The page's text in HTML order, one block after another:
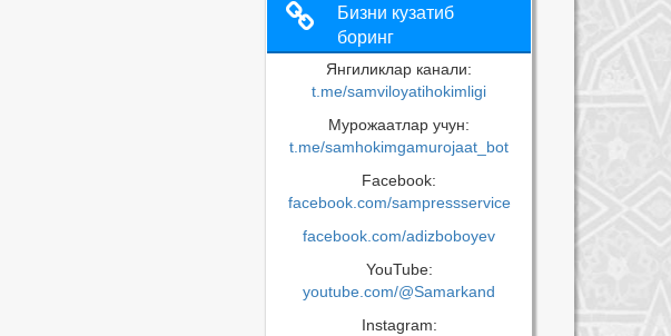
Бизни кузатиб
боринг
Янгиликлар канали:
t.me/samviloyatihokimligi
Мурожаатлар учун:
t.me/samhokimgamurojaat_bot
Facebook:
facebook.com/sampressservice
facebook.com/adizboboyev
YouTube:
youtube.com/@Samarkand
Instagram: